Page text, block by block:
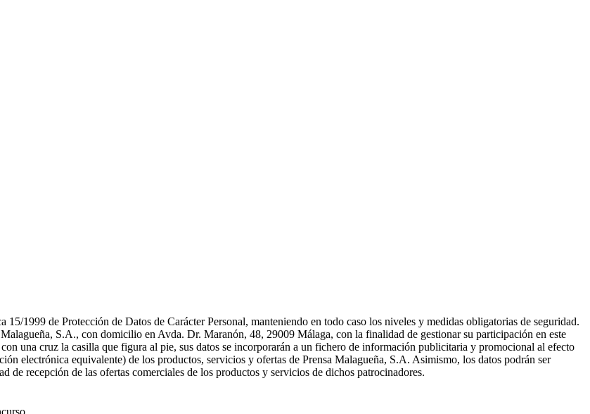
1999 de Protección de Datos de Carácter Personal, manteniendo en todo caso los niveles y medidas obligatorias de seguridad.
S.A., con domicilio en Avda. Dr. Maranón, 48, 29009 Málaga, con la finalidad de gestionar su participación en este
una cruz la casilla que figura al pie, sus datos se incorporarán a un fichero de información publicitaria y promocional al efecto
electrónica equivalente) de los productos, servicios y ofertas de Prensa Malagueña, S.A. Asimismo, los datos podrán ser
recepción de las ofertas comerciales de los productos y servicios de dichos patrocinadores.